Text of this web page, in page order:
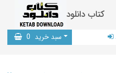
کتاب دانلود
سبد خرید 0